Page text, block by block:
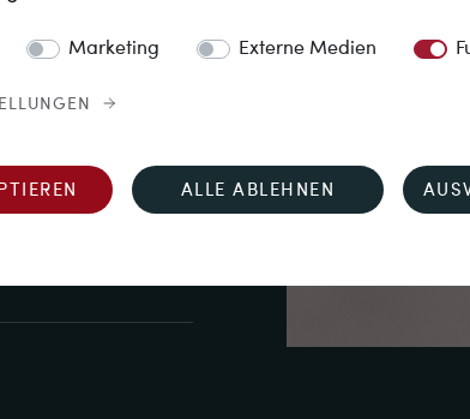
Marketing Externe Medien
ALLE ABLEHNEN